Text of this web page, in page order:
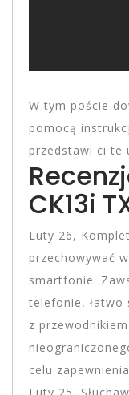
W tym poście
pomocą
przedstawi ci te
CK13i
Luty 26,
przechowywać
smartfonie.
telefonie, łatwo
z
celu